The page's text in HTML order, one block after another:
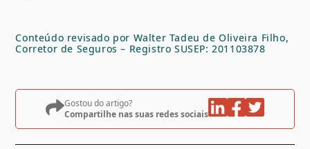
Conteúdo revisado por Walter Tadeu de Oliveira Filho,
Corretor de Seguros – Registro SUSEP: 201103878
Gostou do artigo?
Compartilhe nas suas redes sociais